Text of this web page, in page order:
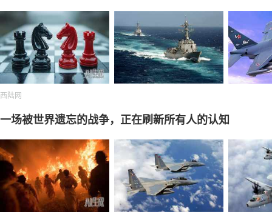
西陆网
一场被世界遗忘的战争，正在刷新所有人的认知